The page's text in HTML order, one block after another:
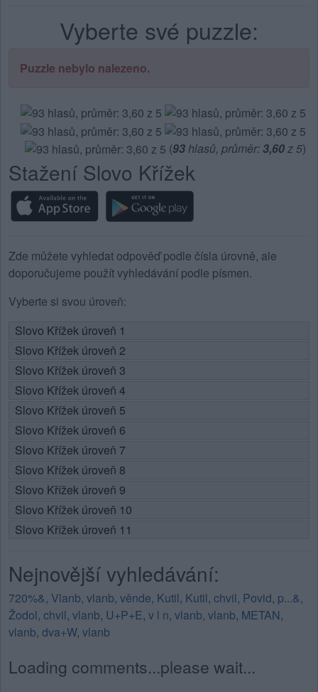
písmena
Vyberte své puzzle:
Puzzle nebylo nalezeno.
(93hlasů, průměr:3,60z 5)
Stažení Slovo Křížek
Zde můžete vyhledat odpověď podle čísla úrovně, ale
doporučujeme použít vyhledávání podle písmen.
Vyberte si svou úroveň:
Slovo Křížek úroveň 1
Slovo Křížek úroveň 2
Slovo Křížek úroveň 3
Slovo Křížek úroveň 4
Slovo Křížek úroveň 5
Slovo Křížek úroveň 6
Slovo Křížek úroveň 7
Slovo Křížek úroveň 8
Slovo Křížek úroveň 9
Slovo Křížek úroveň 10
Slovo Křížek úroveň 11
Nejnovější vyhledávání:
720%&, Vlanb, vlanb, věnde, Kutil, Kutil, chvil, Povid, p...&,
Žodol, chvil, vlanb, U+P+E, v l n, vlanb, vlanb, METAN,
vlanb, dva+W, vlanb
Loading comments...please wait...